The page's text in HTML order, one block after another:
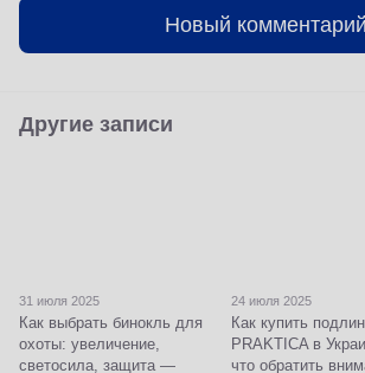
Новый комментарий
Другие записи
31 июля 2025
Как выбрать бинокль для
охоты: увеличение,
светосила, защита —
24 июля 2025
Как купить
PRAKTICA в
что обратить